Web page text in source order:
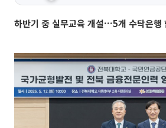
하반기 중 실무교육 개설…5개 수탁은행